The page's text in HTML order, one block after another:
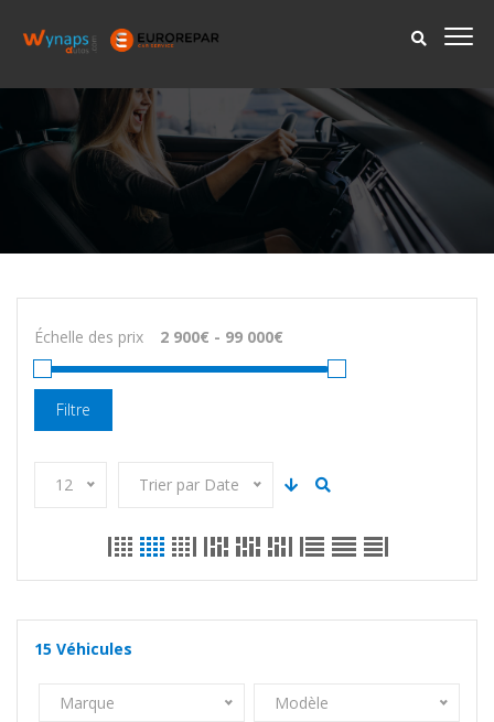
Échelle des prix
Filtre
12 Trier par Date
15 Véhicules
Marque Modèle